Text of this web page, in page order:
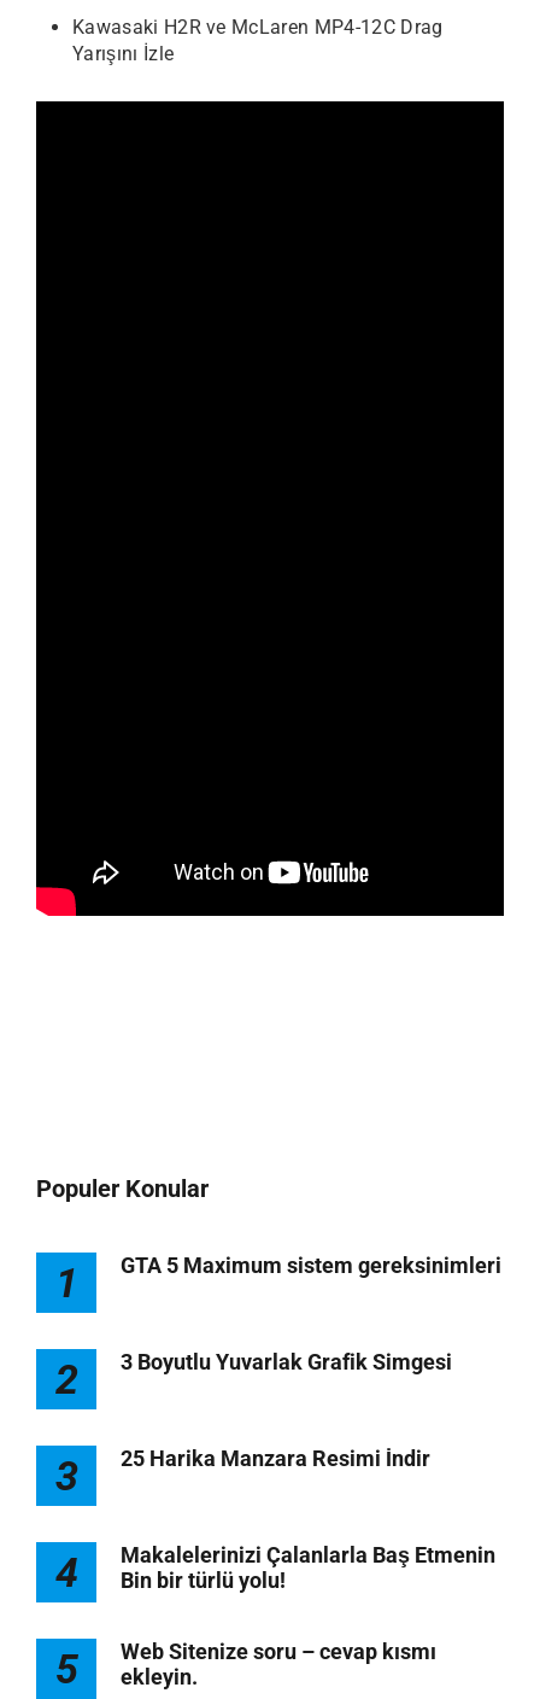
Kawasaki H2R ve McLaren MP4-12C Drag
Yarışını İzle
Populer Konular
1 GTA 5 Maximum sistem gereksinimleri
2 3 Boyutlu Yuvarlak Grafik Simgesi
3 25 Harika Manzara Resimi İndir
4
Makalelerinizi Çalanlarla Baş Etmenin
Bin bir türlü yolu!
5
Web Sitenize soru – cevap kısmı
ekleyin.